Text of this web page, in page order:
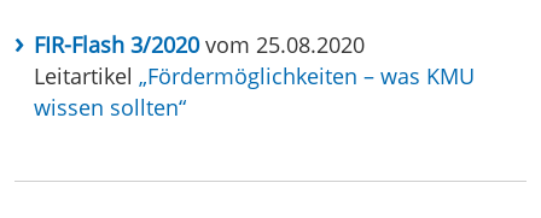
FIR-Flash 3/2020vom 25.08.2020
Leitartikel „Fördermöglichkeiten – was KMU
wissen sollten“